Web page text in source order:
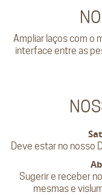
Ampliar laços com o
interface entre as
Deve estar no nosso
Sugerir e receber
mesmas e